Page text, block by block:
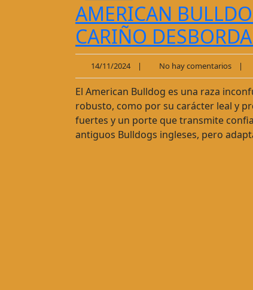
AMERICAN
CARIÑO
14/11/2024 | No hay comentarios |
El American Bulldog es una raza
robusto, como por su carácter leal y
fuertes y un porte que transmite
antiguos Bulldogs ingleses, pero